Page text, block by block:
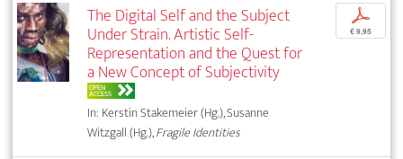
The Digital Self and the Subject
Under Strain. Artistic Self-
Representation and the Quest for
a New Concept of Subjectivity
OPEN
ACCESS
In: Kerstin Stakemeier (Hg.), Susanne
Witzgall (Hg.),Fragile Identities
p
€ 9,95